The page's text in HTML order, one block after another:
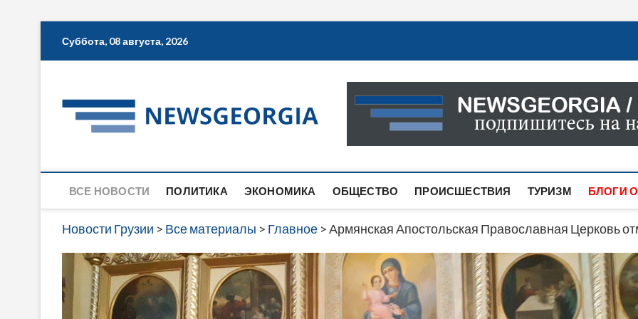
Суббота, 08 августа, 2026
Новости Грузии
САМАЯ АКТУАЛЬНАЯ ИНФОРМАЦИЯ О СОБЫТИЯХ
САЙТЕ ВЫ НАЙДЕТЕ НОВОСТИ ПОЛИТИКИ,
ВСЕ НОВОСТИ ПОЛИТИКА ЭКОНОМИКА ОБЩЕСТВО ПРОИСШЕСТВИЯ ТУРИЗМ БЛОГИ
Новости Грузии > Все материалы > Главное >Армянская Апостольская Православная Церковь